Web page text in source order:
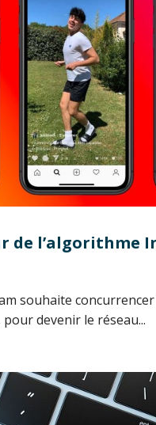
de l’algorithme
souhaite
devenir le réseau...